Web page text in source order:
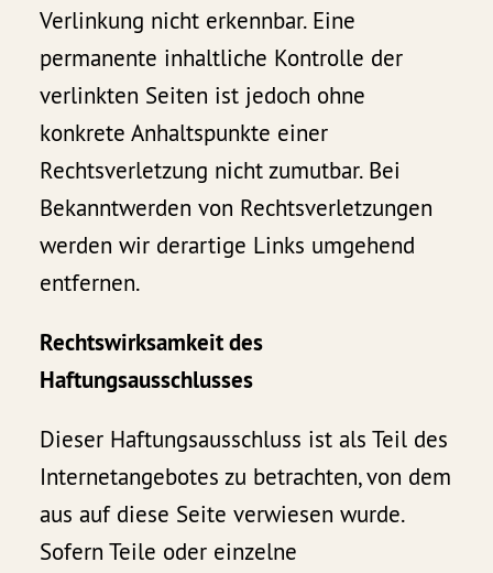
Verlinkung nicht erkennbar. Eine
permanente inhaltliche Kontrolle der
verlinkten Seiten ist jedoch ohne
konkrete Anhaltspunkte einer
Rechtsverletzung nicht zumutbar. Bei
Bekanntwerden von Rechtsverletzungen
werden wir derartige Links umgehend
entfernen.
Rechtswirksamkeit des
Haftungsausschlusses
Dieser Haftungsausschluss ist als Teil des
Internetangebotes zu betrachten, von dem
aus auf diese Seite verwiesen wurde.
Sofern Teile oder einzelne